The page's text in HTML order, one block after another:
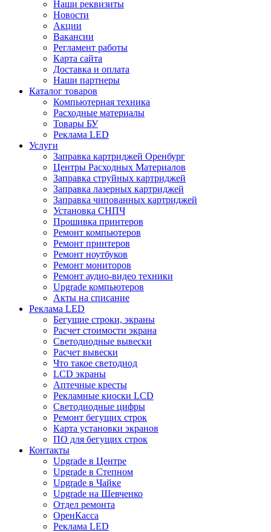
Наши реквизиты
Новости
Акции
Вакансии
Регламент работы
Карта сайта
Доставка и оплата
Наши партнеры
Каталог товаров
Компьютерная техника
Расходные материалы
Товары БУ
Реклама LED
Услуги
Заправка картриджей Оренбург
Центры Расходных Материалов
Заправка струйных картриджей
Заправка лазерных картриджей
Заправка чипованных картриджей
Установка СНПЧ
Прошивка принтеров
Ремонт компьютеров
Ремонт принтеров
Ремонт ноутбуков
Ремонт мониторов
Ремонт аудио-видео техники
Upgrade компьютеров
Акты на списание
Реклама LED
Бегущие строки, экраны
Расчет стоимости экрана
Светодиодные вывески
Расчет вывески
Что такое светодиод
LCD экраны
Аптечные кресты
Рекламные киоски LCD
Светодиодные цифры
Ремонт бегущих строк
Карта установки экранов
ПО для бегущих строк
Контакты
Upgrade в Центре
Upgrade в Степном
Upgrade в Чайке
Upgrade на Шевченко
Отдел ремонта
ОренКасса
Реклама LED